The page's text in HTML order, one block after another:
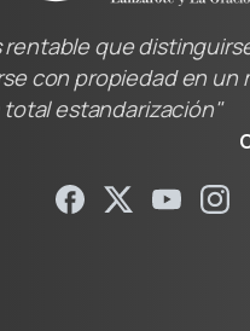
rentable que
con propiedad en un
total estandarización"